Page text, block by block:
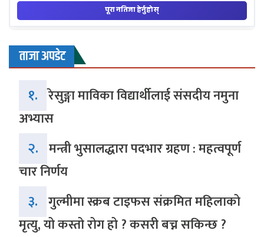
ताजा अपडेट
१. रेसुङ्गा माविका विद्यार्थीलाई संसदीय नमुना
अभ्यास
२. मन्त्री भुसालद्धारा पदभार ग्रहण : महत्वपूर्ण
चार निर्णय
३. गुल्मीमा स्क्रब टाइफस संक्रमित महिलाको
मृत्यु, यो कस्तो रोग हो ? कसरी बच्न सकिन्छ ?